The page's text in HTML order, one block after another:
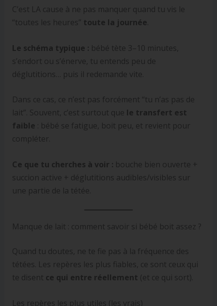
C’est LA cause à ne pas manquer quand tu vis le
“toutes les heures” toute la journée.
Le schéma typique : bébé tète 3–10 minutes,
s’endort ou s’énerve, tu entends peu de
déglutitions… puis il redemande vite.
Dans ce cas, ce n’est pas forcément “tu n’as pas de
lait”. Souvent, c’est surtout que le transfert est
faible : bébé se fatigue, boit peu, et revient pour
compléter.
Ce que tu cherches à voir : bouche bien ouverte +
succion active + déglutitions audibles/visibles sur
une partie de la tétée.
Manque de lait : comment savoir si bébé boit assez ?
Quand tu doutes, ne te fie pas à la fréquence des
tétées. Les repères les plus fiables, ce sont ceux qui
te disent ce qui entre réellement (et ce qui sort).
Les repères les plus utiles (les vrais)